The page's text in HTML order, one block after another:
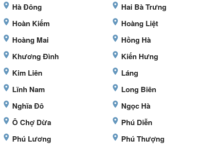
Hà Đông
Hai Bà Trưng
Hoàn Kiếm
Hoàng Liệt
Hoàng Mai
Hồng Hà
Khương Đình
Kiến Hưng
Kim Liên
Láng
Lĩnh Nam
Long Biên
Nghĩa Đô
Ngọc Hà
Ô Chợ Dừa
Phú Diễn
Phú Lương
Phú Thượng